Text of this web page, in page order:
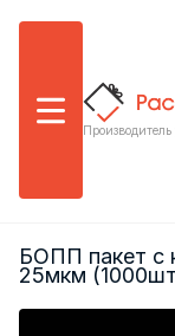
Меню
БОПП пакет с
25мкм